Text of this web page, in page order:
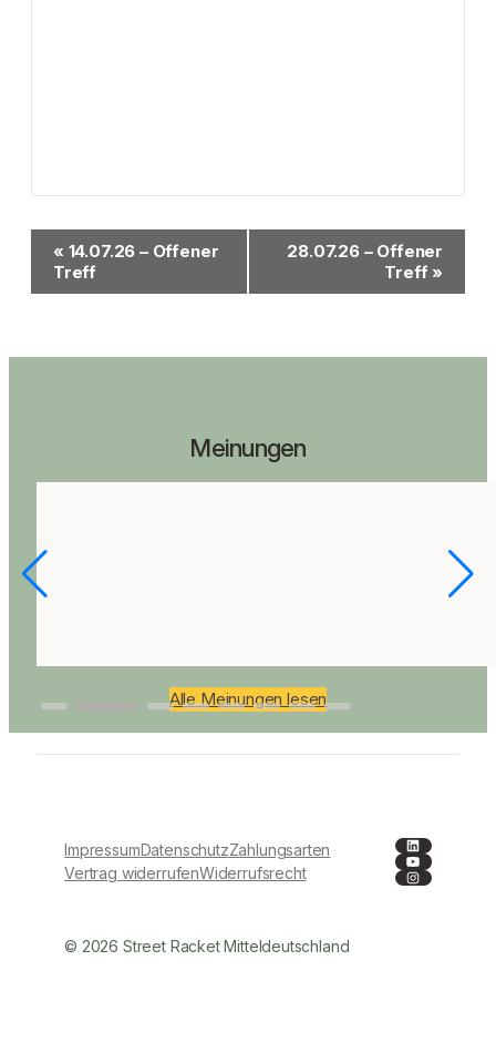
Veranstaltung-
Navigation
« 14.07.26 – Offener
Treff
28.07.26 – Offener
Treff »
Meinungen
Alle Meinungen lesen
ImpressumDatenschutzZahlungsarten
Vertrag widerrufenWiderrufsrecht
LinkedIn
YouTube
Instagram
© 2026 Street Racket Mitteldeutschland